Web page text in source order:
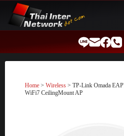
content
Home > Wireless > TP-Link Omada
WiFi7 CeilingMount AP